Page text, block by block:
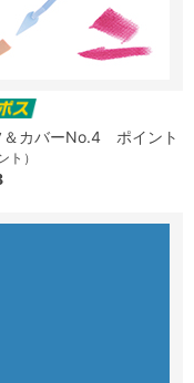
＆カバーNo.4 ポイント
ト）